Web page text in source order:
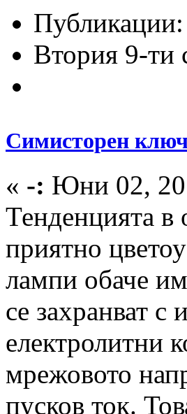
Втория 9-ти
Симисторен
« -: Юни 02,
Тенденцията в
приятно
лампи обаче
се захранват
електролитни
мрежовото
пусков ток.